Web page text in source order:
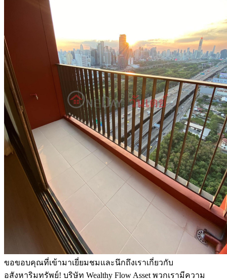
ขอขอบคุณที่เข้ามาเยี่ยมชมและนึกถึงเราเกี่ยวกับ
อสังหาริมทรัพย์! บริษัท Wealthy Flow Asset พวกเรามีความ